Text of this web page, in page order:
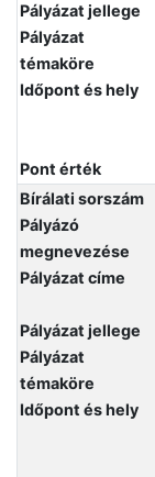
Pályázat jellege
Pályázat
témaköre
Időpont és hely
Pont érték
Bírálati sorszám
Pályázó
megnevezése
Pályázat címe
Pályázat jellege
Pályázat
témaköre
Időpont és hely